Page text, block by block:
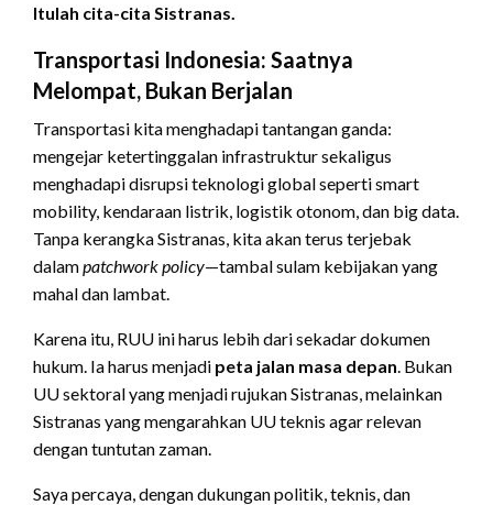
Itulah cita-cita Sistranas.
Transportasi Indonesia: Saatnya
Melompat, Bukan Berjalan
Transportasi kita menghadapi tantangan ganda:
mengejar ketertinggalan infrastruktur sekaligus
menghadapi disrupsi teknologi global seperti smart
mobility, kendaraan listrik, logistik otonom, dan big data.
Tanpa kerangka Sistranas, kita akan terus terjebak
dalampatchwork policy—tambal sulam kebijakan yang
mahal dan lambat.
Karena itu, RUU ini harus lebih dari sekadar dokumen
hukum. Ia harus menjadi peta jalan masa depan. Bukan
UU sektoral yang menjadi rujukan Sistranas, melainkan
Sistranas yang mengarahkan UU teknis agar relevan
dengan tuntutan zaman.
Saya percaya, dengan dukungan politik, teknis, dan